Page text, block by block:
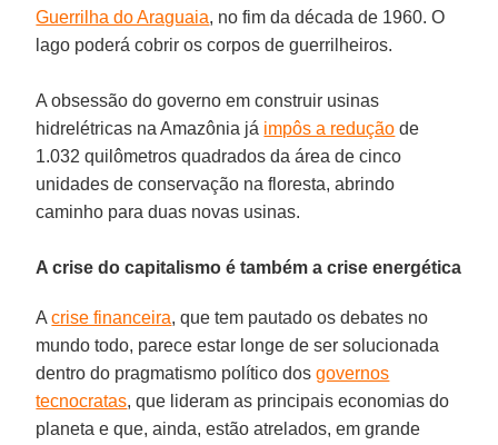
Guerrilha do Araguaia, no fim da década de 1960. O
lago poderá cobrir os corpos de guerrilheiros.
A obsessão do governo em construir usinas
hidrelétricas na Amazônia já impôs a redução de
1.032 quilômetros quadrados da área de cinco
unidades de conservação na floresta, abrindo
caminho para duas novas usinas.
A crise do capitalismo é também a crise energética
Acrise financeira, que tem pautado os debates no
mundo todo, parece estar longe de ser solucionada
dentro do pragmatismo político dosgovernos
tecnocratas, que lideram as principais economias do
planeta e que, ainda, estão atrelados, em grande